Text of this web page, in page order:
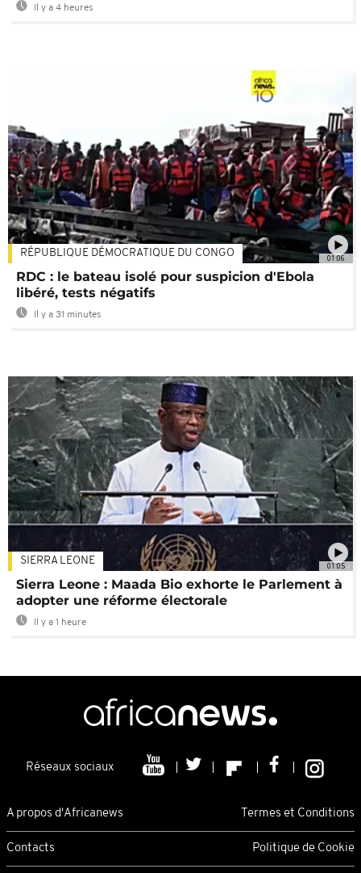
Il y a 4 heures
01:06
RÉPUBLIQUE DÉMOCRATIQUE DU CONGO
RDC : le bateau isolé pour suspicion d'Ebola
libéré, tests négatifs
Il y a 31 minutes
01:05
SIERRA LEONE
Sierra Leone : Maada Bio exhorte le Parlement à
adopter une réforme électorale
Il y a 1 heure
Réseaux sociaux
A propos d'Africanews Termes et Conditions
Contacts Politique de Cookie